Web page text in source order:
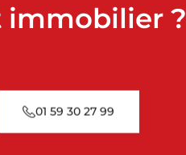
immobilier ?
01 59 30 27 99